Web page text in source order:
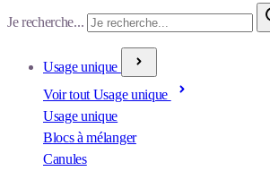
Je recherche...
Usage unique
Voir tout Usage unique
Usage unique
Blocs à mélanger
Canules